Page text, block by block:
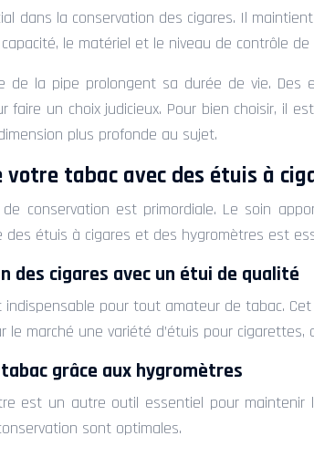
dans la conservation des cigares. Il
le matériel et le niveau de contrôle
de la pipe prolongent sa durée de vie.
faire un choix judicieux. Pour bien choisir, il
plus profonde au sujet.
tabac avec des étuis à
conservation est primordiale. Le soin
des étuis à cigares et des hygromètres est
des cigares avec un étui de qualité
pour tout amateur de tabac.
le marché une variété d’étuis pour
grâce aux hygromètres
est un autre outil essentiel pour
sont optimales.